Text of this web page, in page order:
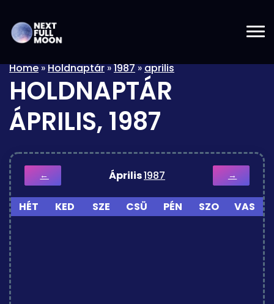
Home»Holdnaptár»1987»aprilis
HOLDNAPTÁR
ÁPRILIS, 1987
← Április1987 →
HÉT KED SZE CSÜ PÉN SZO VAS